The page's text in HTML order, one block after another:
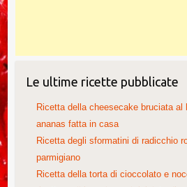
Le ultime ricette pubblicate
Ricetta della cheesecake bruciata al
ananas fatta in casa
Ricetta degli sformatini di radicchio
parmigiano
Ricetta della torta di cioccolato e